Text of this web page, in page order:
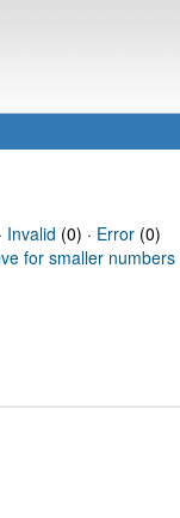
Invalid (0) · Error(0)
for smaller numbers